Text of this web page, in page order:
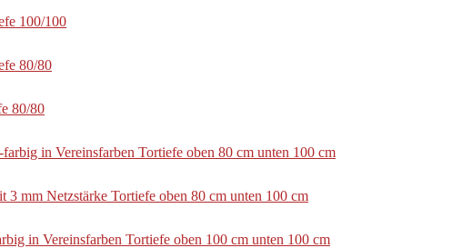
100/100
80/80
80/80
in Vereinsfarben Tortiefe oben 80 cm unten 100 cm
mm Netzstärke Tortiefe oben 80 cm unten 100 cm
in Vereinsfarben Tortiefe oben 100 cm unten 100 cm